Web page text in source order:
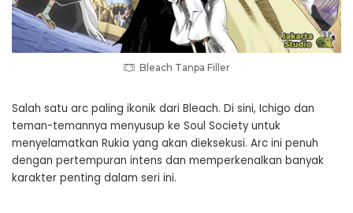
Bleach Tanpa Filler
Salah satu arc paling ikonik dari Bleach. Di sini, Ichigo dan
teman-temannya menyusup ke Soul Society untuk
menyelamatkan Rukia yang akan dieksekusi. Arc ini penuh
dengan pertempuran intens dan memperkenalkan banyak
karakter penting dalam seri ini.